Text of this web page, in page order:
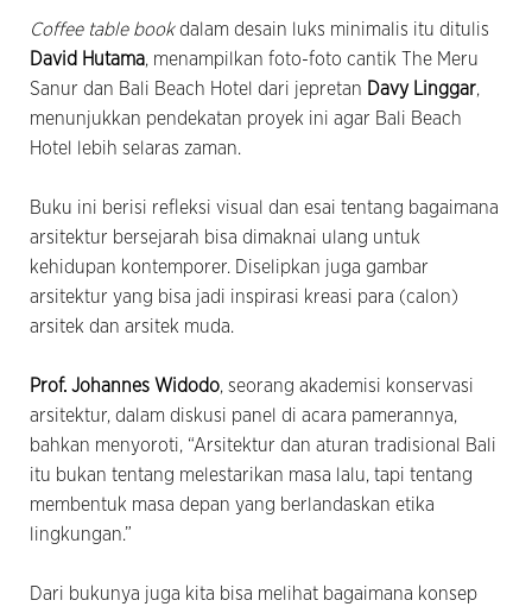
Coffee table bookdalam desain luks minimalis itu ditulis
David Hutama, menampilkan foto-foto cantik The Meru
Sanur dan Bali Beach Hotel dari jepretan Davy Linggar,
menunjukkan pendekatan proyek ini agar Bali Beach
Hotel lebih selaras zaman.
Buku ini berisi refleksi visual dan esai tentang bagaimana
arsitektur bersejarah bisa dimaknai ulang untuk
kehidupan kontemporer. Diselipkan juga gambar
arsitektur yang bisa jadi inspirasi kreasi para (calon)
arsitek dan arsitek muda.
Prof. Johannes Widodo, seorang akademisi konservasi
arsitektur, dalam diskusi panel di acara pamerannya,
bahkan menyoroti, “Arsitektur dan aturan tradisional Bali
itu bukan tentang melestarikan masa lalu, tapi tentang
membentuk masa depan yang berlandaskan etika
lingkungan.”
Dari bukunya juga kita bisa melihat bagaimana konsep